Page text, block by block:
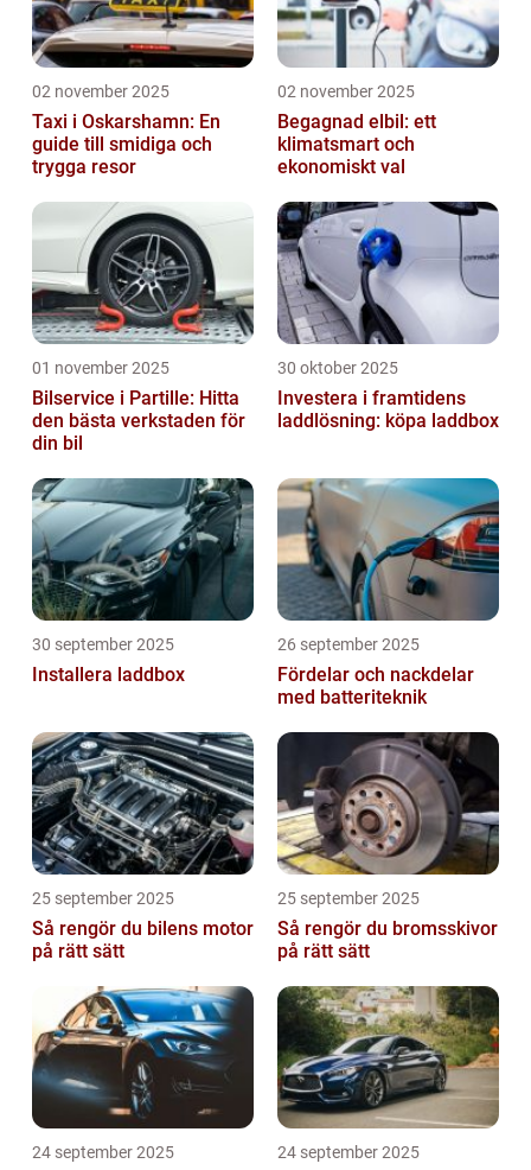
02 november 2025
Taxi i Oskarshamn: En
guide till smidiga och
trygga resor
02 november 2025
Begagnad elbil: ett
klimatsmart och
ekonomiskt val
01 november 2025
Bilservice i Partille: Hitta
den bästa verkstaden för
din bil
30 oktober 2025
Investera i framtidens
laddlösning: köpa laddbox
30 september 2025
Installera laddbox
26 september 2025
Fördelar och nackdelar
med batteriteknik
25 september 2025
Så rengör du bilens motor
på rätt sätt
25 september 2025
Så rengör du bromsskivor
på rätt sätt
24 september 2025 24 september 2025